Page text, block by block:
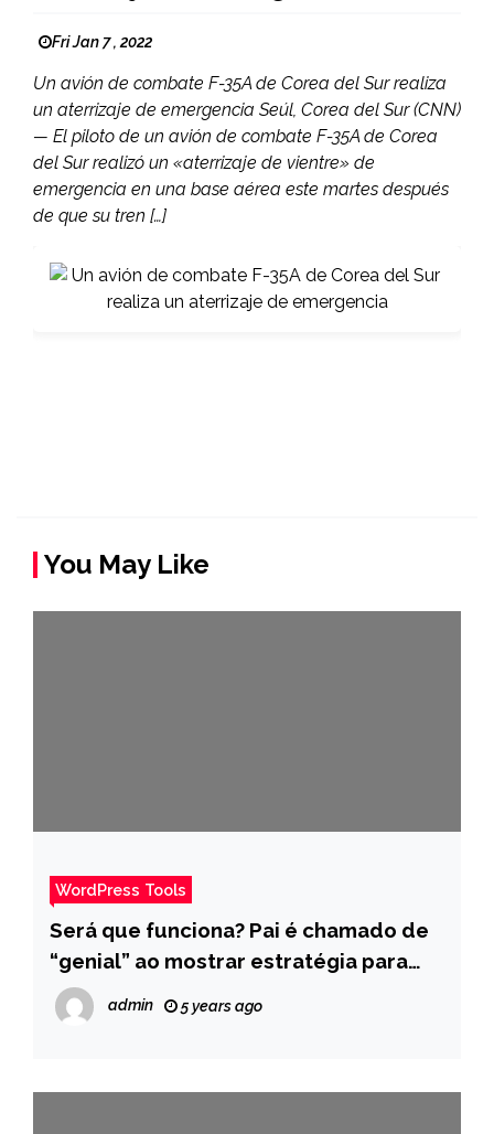
Fri Jan 7 , 2022
Un avión de combate F-35A de Corea del Sur realiza
un aterrizaje de emergencia Seúl, Corea del Sur (CNN)
— El piloto de un avión de combate F-35A de Corea
del Sur realizó un «aterrizaje de vientre» de
emergencia en una base aérea este martes después
de que su tren […]
You May Like
WordPress Tools
Será que funciona? Pai é chamado de
“genial” ao mostrar estratégia para
que filha beba mamadeira – Pais
admin 5 years ago